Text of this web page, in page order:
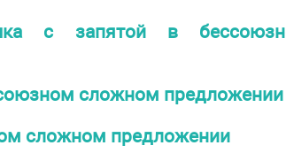
с запятой в
сложном предложении
сложном предложении